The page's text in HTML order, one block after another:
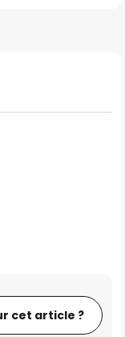
cet article ?